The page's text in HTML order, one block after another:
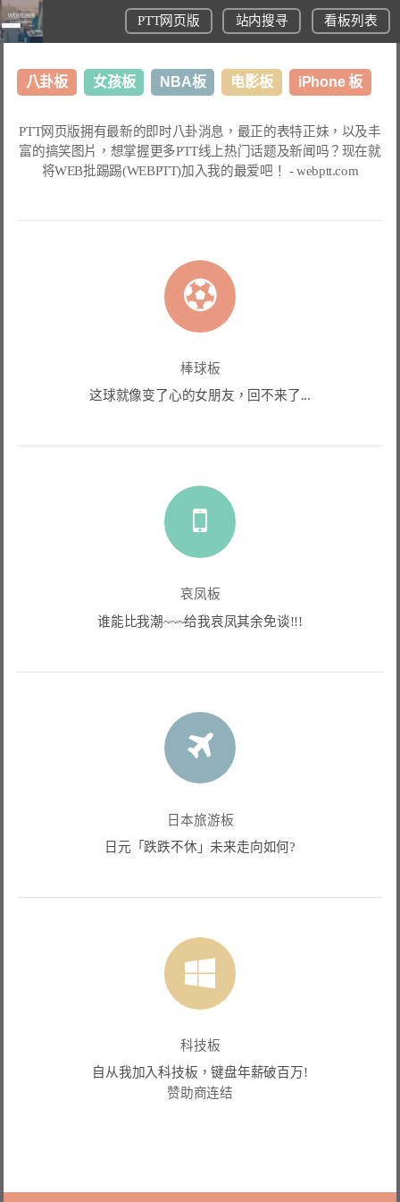
PTT网页版 站内搜寻 看板列表
八卦板 女孩板 NBA板 电影板 iPhone 板
美食板
PTT网页版拥有最新的即时八卦消息，最正的表特正妹，以及丰
富的搞笑图片，想掌握更多PTT线上热门话题及新闻吗？现在就
将WEB批踢踢(WEBPTT)加入我的最爱吧！ -webptt.com
棒球板
这球就像变了心的女朋友，回不来了...
哀凤板
谁能比我潮~~~给我哀凤其余免谈!!!
日本旅游板
日元「跌跌不休」未来走向如何?
科技板
自从我加入科技板，键盘年薪破百万!
赞助商连结